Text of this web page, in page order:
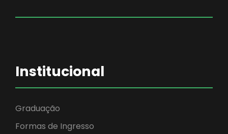
Institucional
Graduação
Formas de Ingresso